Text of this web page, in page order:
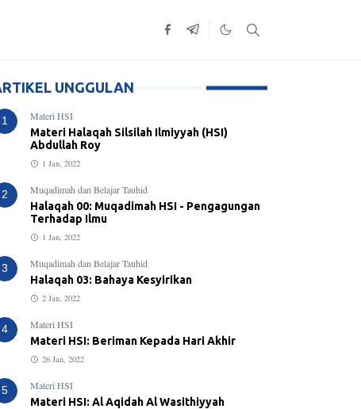
UNGGULAN
1
Materi HSI
Materi Halaqah Silsilah Ilmiyyah (HSI)
Abdullah Roy
1 Jan, 2022
2
Muqadimah dan Belajar Tauhid
Halaqah 00: Muqadimah HSI - Pengagungan
Terhadap Ilmu
1 Jan, 2022
3
Muqadimah dan Belajar Tauhid
Halaqah 03: Bahaya Kesyirikan
2 Jan, 2022
4
Materi HSI
Materi HSI: Beriman Kepada Hari Akhir
26 Jan, 2022
5
Materi HSI
Materi HSI: Al Aqidah Al Wasithiyyah